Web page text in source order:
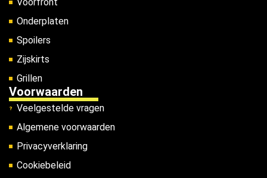
Voorfront
Onderplaten
Spoilers
Zijskirts
Grillen
Voorwaarden
Veelgestelde vragen
Algemene voorwaarden
Privacyverklaring
Cookiebeleid